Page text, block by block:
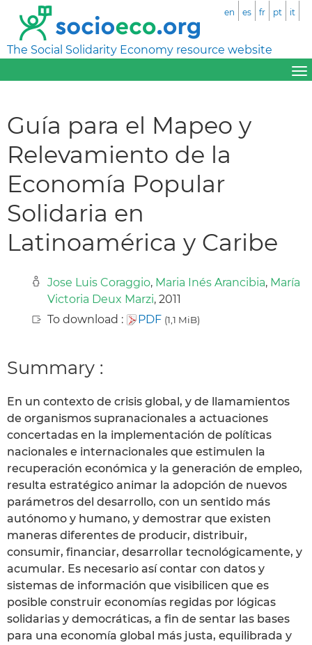
The Social Solidarity Economy resource website
en es fr pt it
Guía para el Mapeo y
Relevamiento de la
Economía Popular
Solidaria en
Latinoamérica y Caribe
Jose Luis Coraggio, Maria Inés Arancibia, María
Victoria Deux Marzi, 2011
To download :
PDF (1,1 MiB)
Summary :
En un contexto de crisis global, y de llamamientos
de organismos supranacionales a actuaciones
concertadas en la implementación de políticas
nacionales e internacionales que estimulen la
recuperación económica y la generación de empleo,
resulta estratégico animar la adopción de nuevos
parámetros del desarrollo, con un sentido más
autónomo y humano, y demostrar que existen
maneras diferentes de producir, distribuir,
consumir, financiar, desarrollar tecnológicamente, y
acumular. Es necesario así contar con datos y
sistemas de información que visibilicen que es
posible construir economías regidas por lógicas
solidarias y democráticas, a fin de sentar las bases
para una economía global más justa, equilibrada y